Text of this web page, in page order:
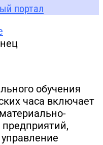
портал
обучения
часа включает